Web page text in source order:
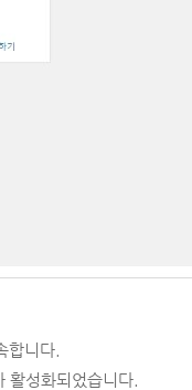
합니다.
활성화되었습니다.